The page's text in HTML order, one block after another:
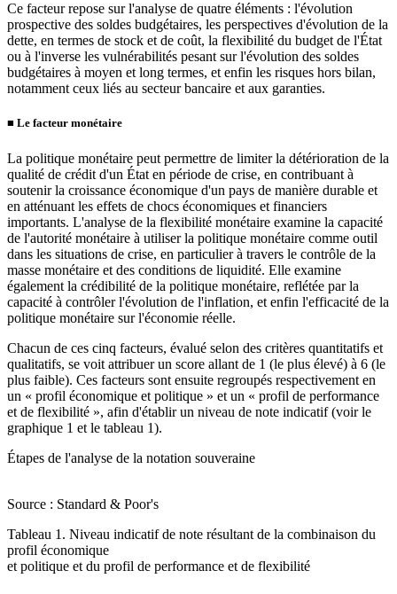
Ce facteur repose sur l'analyse de quatre éléments : l'évolution
prospective des soldes budgétaires, les perspectives d'évolution de la
dette, en termes de stock et de coût, la flexibilité du budget de l'État
ou à l'inverse les vulnérabilités pesant sur l'évolution des soldes
budgétaires à moyen et long termes, et enfin les risques hors bilan,
notamment ceux liés au secteur bancaire et aux garanties.
■ Le facteur monétaire
La politique monétaire peut permettre de limiter la détérioration de la
qualité de crédit d'un État en période de crise, en contribuant à
soutenir la croissance économique d'un pays de manière durable et
en atténuant les effets de chocs économiques et financiers
importants. L'analyse de la flexibilité monétaire examine la capacité
de l'autorité monétaire à utiliser la politique monétaire comme outil
dans les situations de crise, en particulier à travers le contrôle de la
masse monétaire et des conditions de liquidité. Elle examine
également la crédibilité de la politique monétaire, reflétée par la
capacité à contrôler l'évolution de l'inflation, et enfin l'efficacité de la
politique monétaire sur l'économie réelle.
Chacun de ces cinq facteurs, évalué selon des critères quantitatifs et
qualitatifs, se voit attribuer un score allant de 1 (le plus élevé) à 6 (le
plus faible). Ces facteurs sont ensuite regroupés respectivement en
un « profil économique et politique » et un « profil de performance
et de flexibilité », afin d'établir un niveau de note indicatif (voir le
graphique 1 et le tableau 1).
Étapes de l'analyse de la notation souveraine
Source : Standard & Poor's
Tableau 1. Niveau indicatif de note résultant de la combinaison du
profil économique
et politique et du profil de performance et de flexibilité